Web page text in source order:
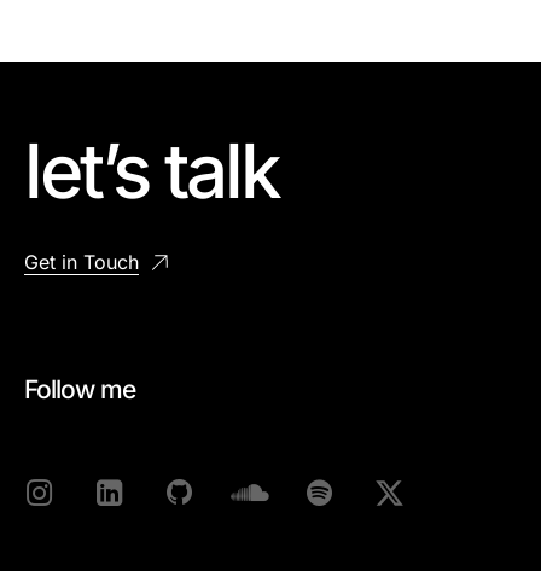
let’s talk
Get in Touch
Follow me